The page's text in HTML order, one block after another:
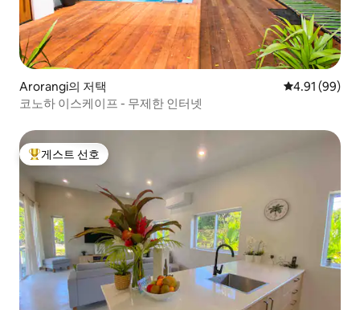
Arorangi의 저택 평점 4.91점(5
4.91 (99)
코노하 이스케이프 - 무제한 인터넷
상위 게스트 선호
게스트 선호